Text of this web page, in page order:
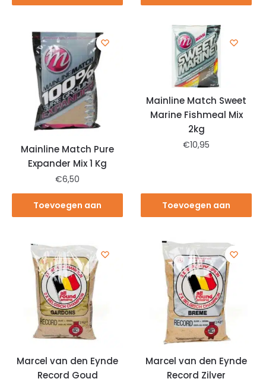
Mainline Match Pure
Expander Mix 1 Kg
€6,50
Toevoegen aan
Mainline Match Sweet
Marine Fishmeal Mix
2kg
€10,95
Toevoegen aan
Marcel van den Eynde
Record Goud
Marcel van den Eynde
Record Zilver